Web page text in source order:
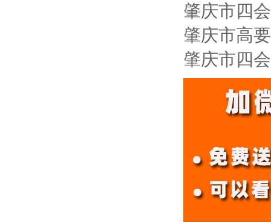
肇庆市四
肇庆市高
肇庆市四